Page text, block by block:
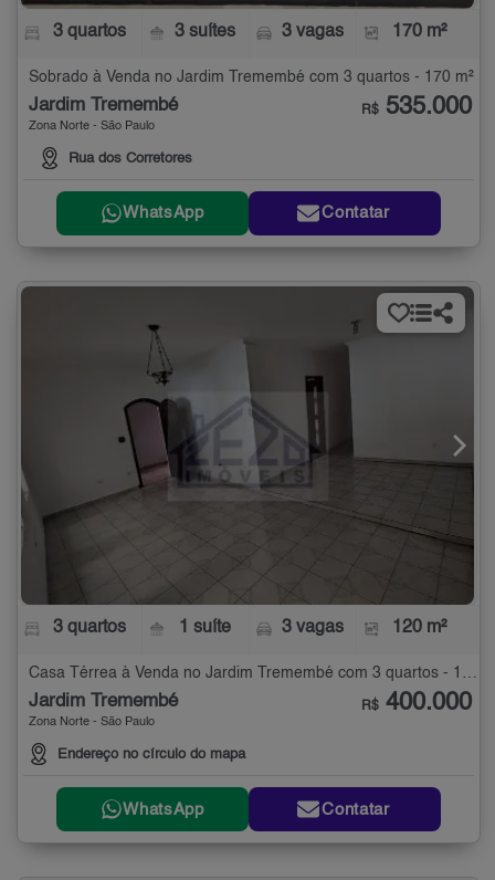
3 quartos 3 suítes 3 vagas 170 m²
Sobrado à Venda no Jardim Tremembé com 3 quartos - 170 m²
Jardim Tremembé
Zona Norte - São Paulo
Rua dos Corretores
R$ 535.000
WhatsApp Contatar
3 quartos 1 suíte 3 vagas 120 m²
Casa Térrea à Venda no Jardim Tremembé com 3 quartos - 120 m²
Jardim Tremembé
Zona Norte - São Paulo
Endereço no círculo do mapa
R$ 400.000
WhatsApp Contatar